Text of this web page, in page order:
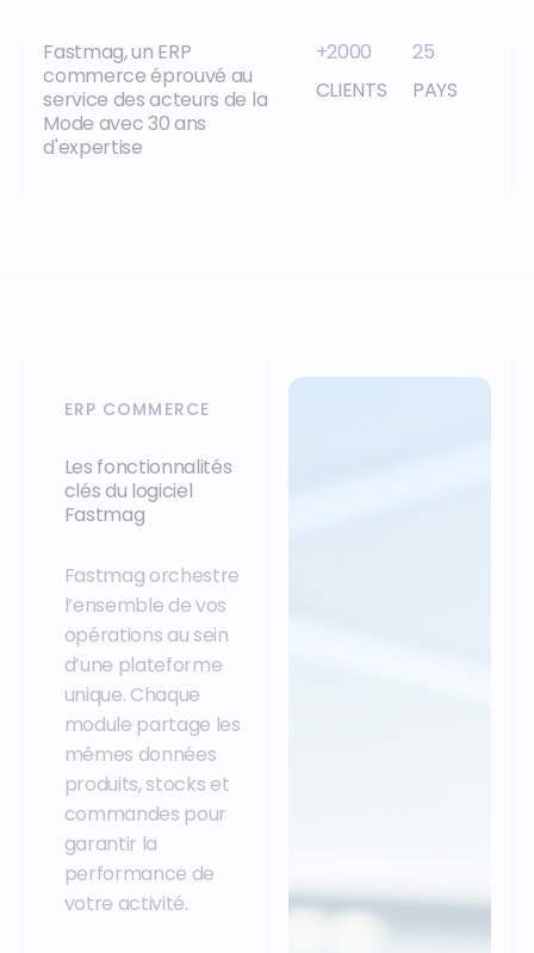
Fastmag, un ERP
commerce éprouvé au
service des acteurs de la
Mode avec 30 ans
d'expertise
+2000
CLIENTS
25
PAYS
ERP COMMERCE
Les fonctionnalités
clés du logiciel
Fastmag
Fastmag orchestre
l’ensemble de vos
opérations au sein
d’une plateforme
unique. Chaque
module partage les
mêmes données
produits, stocks et
commandes pour
garantir la
performance de
votre activité.